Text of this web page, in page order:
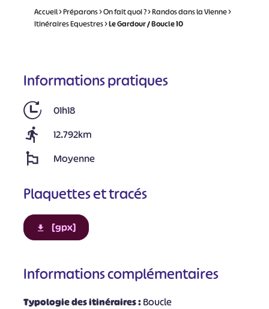
Accueil>Préparons>On fait quoi ?>Randos dans la Vienne>
Itinéraires Equestres>Le Gardour / Boucle 10
Informations pratiques
01h18
12.792km
Moyenne
Plaquettes et tracés
[gpx]
Informations complémentaires
Typologie des itinéraires :Boucle